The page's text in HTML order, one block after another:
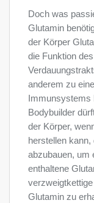
Doch was
Glutamin
der Körper
die Funktion
anderem zu
Immunsystems
Bodybuilder
der Körper,
herstellen
abzubauen, um
enthaltene
Glutamin zu